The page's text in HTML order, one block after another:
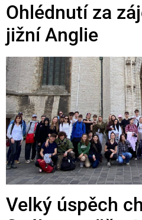
Ohlédnutí za
jižní Anglie
Velký úspěch